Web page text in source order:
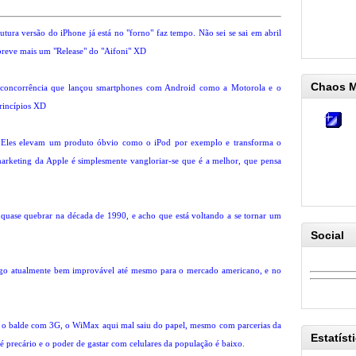
versão do iPhone já está no "forno" faz tempo. Não sei se sai em abril
mais um "Release" do "Aifoni" XD
que lançou smartphones com Android como a Motorola e o
XD
elevam um produto óbvio como o iPod por exemplo e transforma o
da Apple é simplesmente vangloriar-se que é a melhor, que pensa
quebrar na década de 1990, e acho que está voltando a se tornar um
atualmente bem improvável até mesmo para o mercado americano, e no
com 3G, o WiMax aqui mal saiu do papel, mesmo com parcerias da
e o poder de gastar com celulares da população é baixo.
Chaos
Social